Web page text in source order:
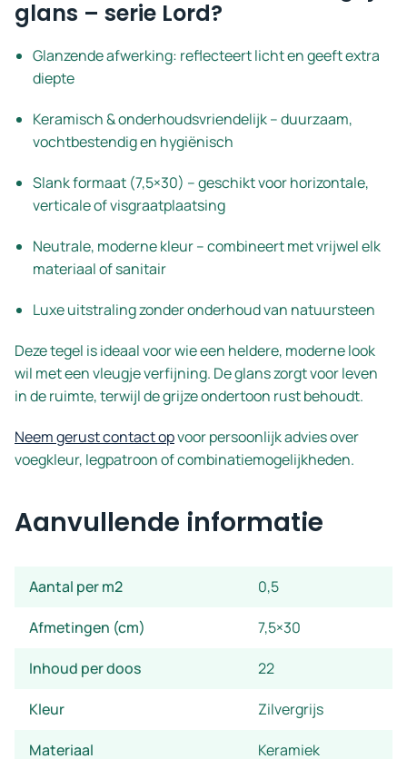
glans – serie Lord?
Glanzende afwerking: reflecteert licht en geeft extra
diepte
Keramisch & onderhoudsvriendelijk – duurzaam,
vochtbestendig en hygiënisch
Slank formaat (7,5×30) – geschikt voor horizontale,
verticale of visgraatplaatsing
Neutrale, moderne kleur – combineert met vrijwel elk
materiaal of sanitair
Luxe uitstraling zonder onderhoud van natuursteen
Deze tegel is ideaal voor wie een heldere, moderne look
wil met een vleugje verfijning. De glans zorgt voor leven
in de ruimte, terwijl de grijze ondertoon rust behoudt.
Neem gerust contact opvoor persoonlijk advies over
voegkleur, legpatroon of combinatiemogelijkheden.
Aanvullende informatie
Aantal per m2 0,5
Afmetingen (cm) 7,5×30
Inhoud per doos 22
Kleur Zilvergrijs
Materiaal Keramiek